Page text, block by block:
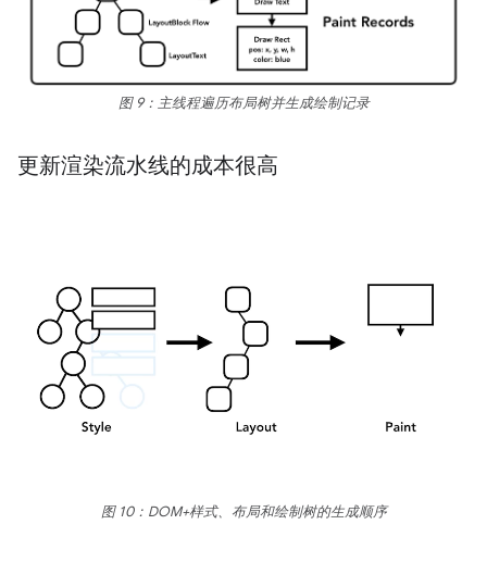
图 9：主线程遍历布局树并生成绘制记录
更新渲染流水线的成本很高
图 10：DOM+样式、布局和绘制树的生成顺序